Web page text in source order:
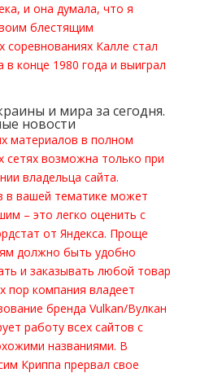
и она думала, что я
блестящим
соревнованиях Калле стал
конце 1980 года и выиграл
и мира за сегодня.
новости
материалов в полном
сетях возможна только при
владельца сайта.
в вашей тематике может
– это легко оценить с
от Яндекса. Проще
должно быть удобно
и заказывать любой товар
пор компания владеет
бренда Vulkan/Вулкан
работу всех сайтов с
названиями. В
Криппа прервал свое